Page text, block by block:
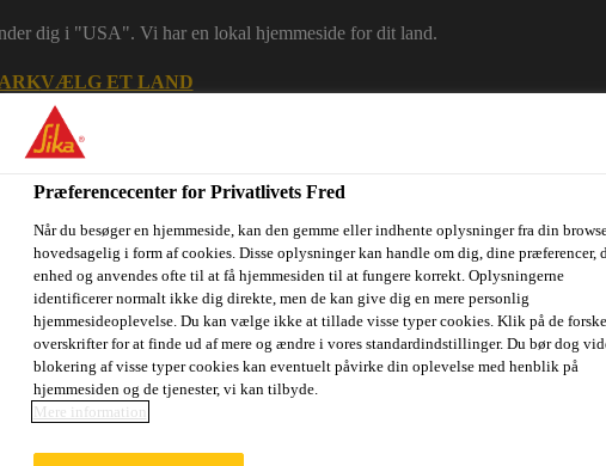
dig i "USA". Vi har en lokal hjemmeside for dit land.
VÆLG ET LAND
til industri Dokumenter Digital værktøjskasse
Præferencecenter for Privatlivets Fred
Når du besøger en hjemmeside, kan den gemme eller indhente oplysninger fra din
hovedsagelig i form af cookies. Disse oplysninger kan handle om dig, dine præferencer,
enhed og anvendes ofte til at få hjemmesiden til at fungere korrekt. Oplysningerne
identificerer normalt ikke dig direkte, men de kan give dig en mere personlig
hjemmesideoplevelse. Du kan vælge ikke at tillade visse typer cookies. Klik på de
overskrifter for at finde ud af mere og ændre i vores standardindstillinger. Du bør dog
blokering af visse typer cookies kan eventuelt påvirke din oplevelse med henblik på
hjemmesiden og de tjenester, vi kan tilbyde.
Mere information